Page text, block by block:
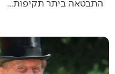
התבטאה ביתר תקיפות…